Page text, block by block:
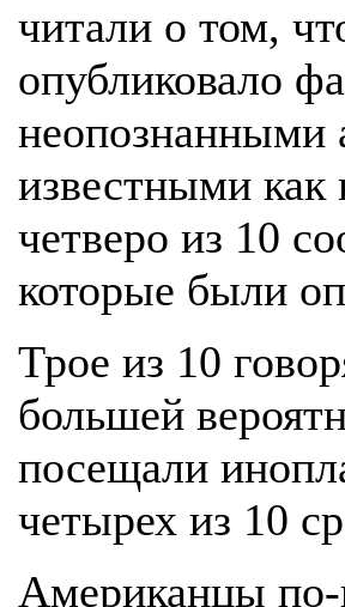
читали о том,
опубликовало
неопознанными
известными
четверо из 10
которые были
Трое из 10
большей
посещали
четырех из 10
Американцы по-